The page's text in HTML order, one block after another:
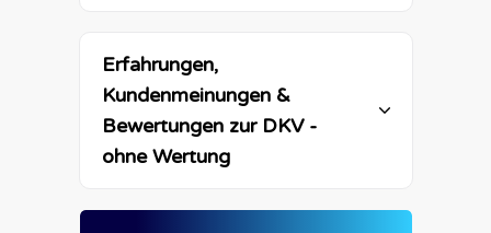
Erfahrungen,
Kundenmeinungen &
Bewertungen zur DKV -
ohne Wertung